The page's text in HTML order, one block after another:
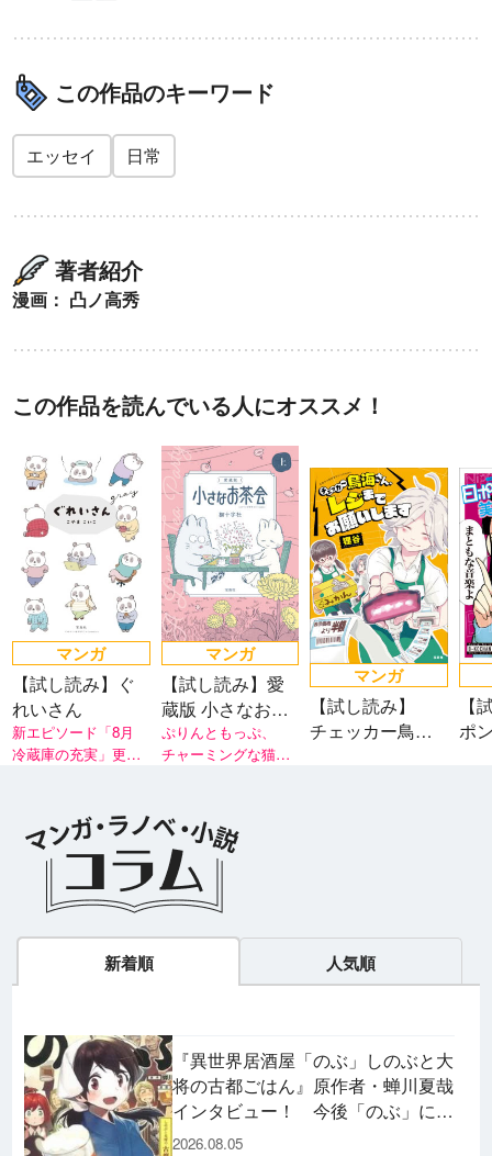
この作品のキーワード
エッセイ 日常
著者紹介
漫画： 凸ノ高秀
この作品を読んでいる人にオススメ！
マンガ
【試し読み】ぐ
れいさん
新エピソード「8月
冷蔵庫の充実」更
待望の書籍化！
マンガ
【試し読み】愛
蔵版 小さなお茶
会
ぷりんともっぷ、
チャーミングな猫の
マンガ
【試し読み】
チェッカー鳥海
【
ポ
新着順 人気順
『異世界居酒屋「のぶ」しのぶと大
将の古都ごはん』原作者・蝉川夏哉
インタビュー！ 今後「のぶ」に登
場するメニューは……!?
2026.08.05